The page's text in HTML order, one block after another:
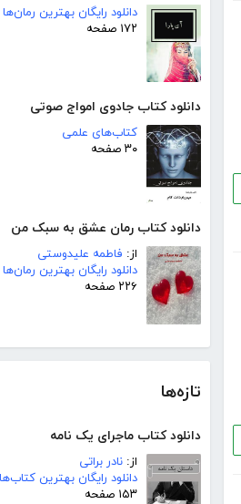
دانلود رایگان بهترین رمان‌ها
۱۷۲ صفحه
دانلود کتاب جادوی امواج صوتی
کتاب‌های علمی
۳۰ صفحه
دانلود کتاب رمان عشق به سبک من
از: فاطمه علیدوستی
دانلود رایگان بهترین رمان‌ها
۲۲۶ صفحه
تازه‌ها
دانلود کتاب ماجرای یک نامه
از: نادر براتی
دانلود رایگان بهترین
۱۵۳ صفحه